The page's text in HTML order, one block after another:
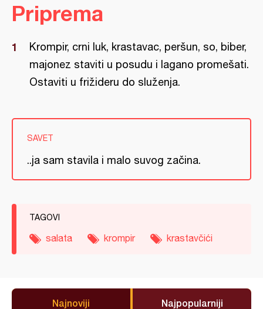
Priprema
Krompir, crni luk, krastavac, peršun, so, biber,
majonez staviti u posudu i lagano promešati.
Ostaviti u frižideru do služenja.
SAVET
..ja sam stavila i malo suvog začina.
TAGOVI
salata krompir krastavčići
Najnoviji Najpopularniji